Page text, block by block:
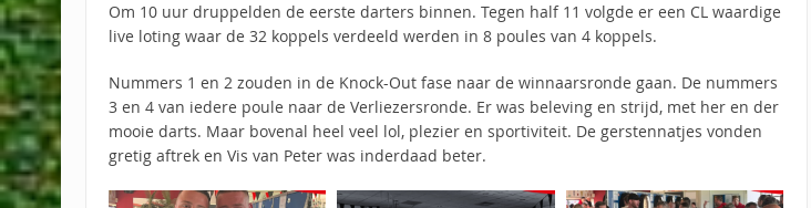
Om 10 uur druppelden de eerste darters binnen. Tegen half 11 volgde er een CL waardige
live loting waar de 32 koppels verdeeld werden in 8 poules van 4 koppels.
Nummers 1 en 2 zouden in de Knock-Out fase naar de winnaarsronde gaan. De nummers
3 en 4 van iedere poule naar de Verliezersronde. Er was beleving en strijd, met her en der
mooie darts. Maar bovenal heel veel lol, plezier en sportiviteit. De gerstennatjes vonden
gretig aftrek en Vis van Peter was inderdaad beter.